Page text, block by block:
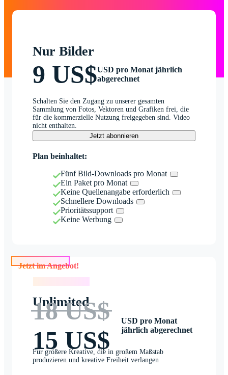
Nur Bilder
9 US$USD pro Monat jährlich
abgerechnet
Schalten Sie den Zugang zu unserer gesamten
Sammlung von Fotos, Vektoren und Grafiken frei, die
für die kommerzielle Nutzung freigegeben sind. Video
nicht enthalten.
Jetzt abonnieren
Plan beinhaltet:
Fünf Bild-Downloads pro Monat
Ein Paket pro Monat
Keine Quellenangabe erforderlich
Schnellere Downloads
Prioritätssupport
Keine Werbung
Jetzt im Angebot!
Unlimited
18 US$
15 US$
USD pro Monat
jährlich abgerechnet
Für größere Kreative, die in großem Maßstab
produzieren und kreative Freiheit verlangen